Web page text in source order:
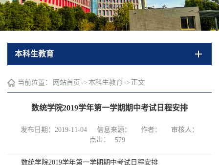
本科生教育
当前位置： 网站首页 -> 本科生教育 -> 正文
数统学院2019学年第一学期期中考试日程安排
发布日期：2019-11-04 信息来源： 作者：
审核人：
点击：
579
数统学院2019学年第一学期期中考试日程安排